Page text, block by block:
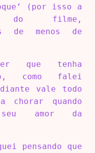
(por isso a
do filme,
de menos de
que tenha
como falei
vale todo
quando
seu amor da
pensando que